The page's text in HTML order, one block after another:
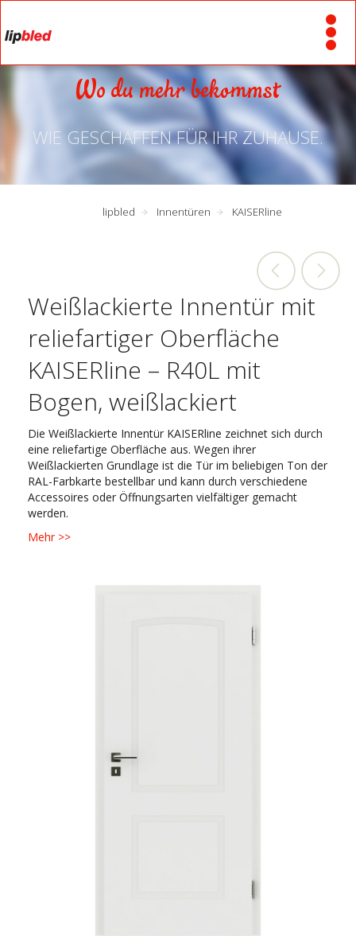
Wo du mehr bekommst
WIE GESCHAFFEN FÜR IHR ZUHAUSE.
lipbled Innentüren KAISERline
Weißlackierte Innentür mit
reliefartiger Oberfläche
KAISERline – R40L mit
Bogen, weißlackiert
Die Weißlackierte Innentür KAISERline zeichnet sich durch
eine reliefartige Oberfläche aus. Wegen ihrer
Weißlackierten Grundlage ist die Tür im beliebigen Ton der
RAL-Farbkarte bestellbar und kann durch verschiedene
Accessoires oder Öffnungsarten vielfältiger gemacht
werden.
Mehr >>